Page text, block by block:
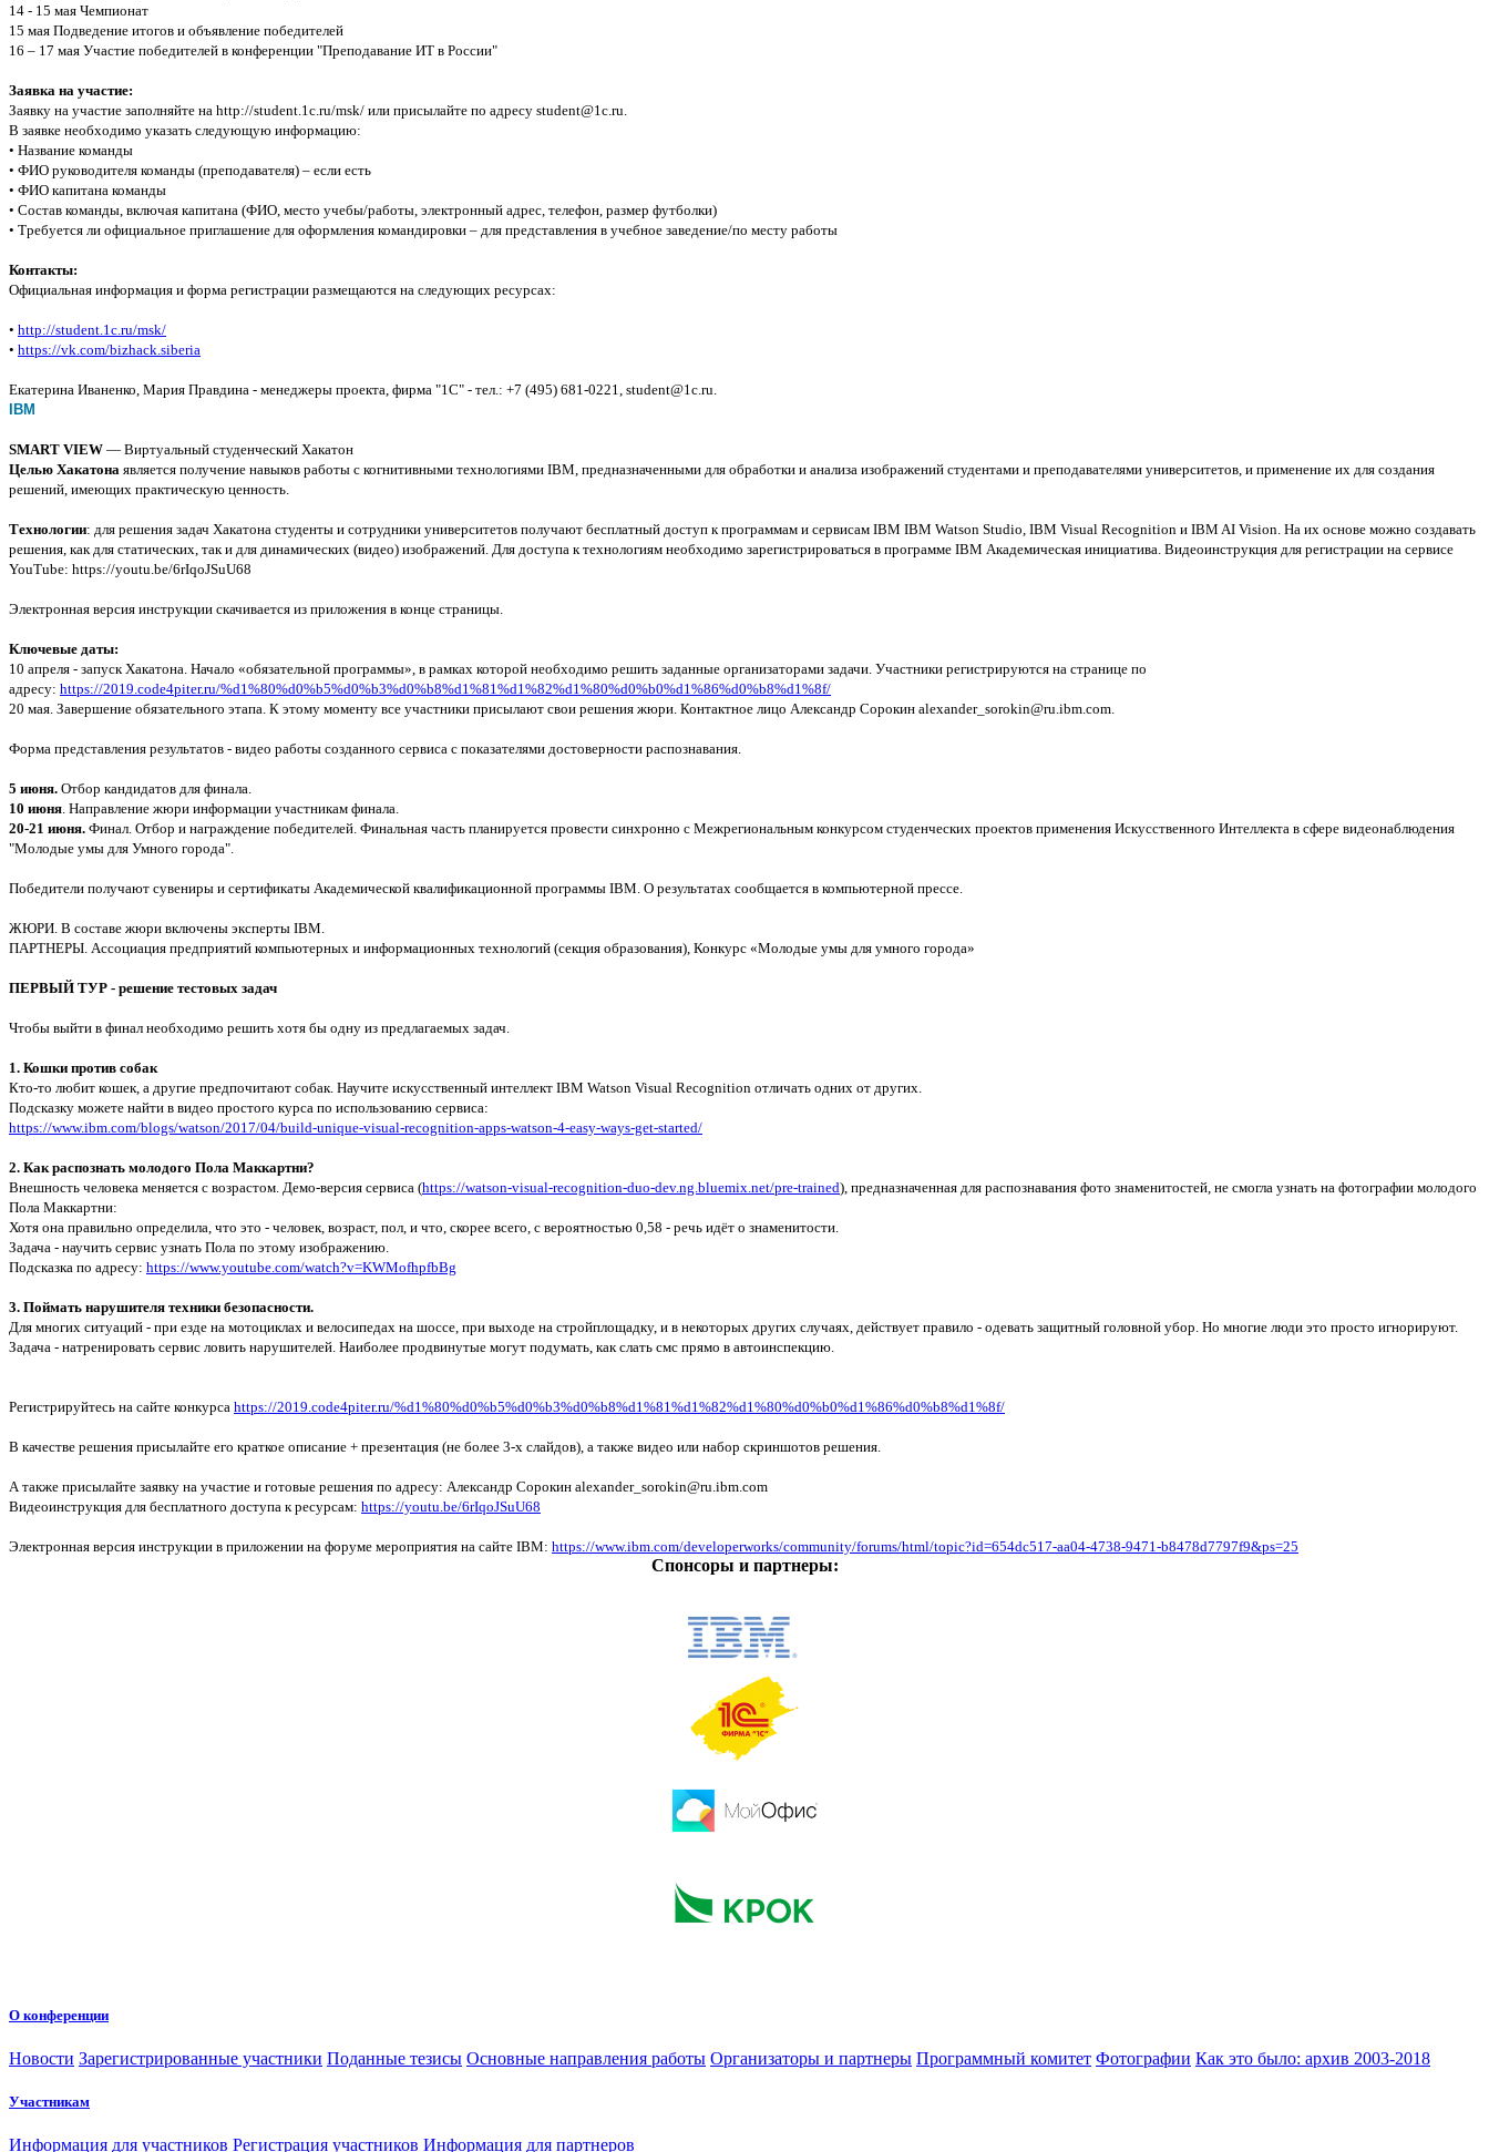
14 - 15 мая Чемпионат
15 мая Подведение итогов и объявление победителей
16 – 17 мая Участие победителей в конференции "Преподавание ИТ в России"
Заявка на участие:
Заявку на участие заполняйте на http://student.1c.ru/msk/ или присылайте по адресу student@1c.ru.
В заявке необходимо указать следующую информацию:
• Название команды
• ФИО руководителя команды (преподавателя) – если есть
• ФИО капитана команды
• Состав команды, включая капитана (ФИО, место учебы/работы, электронный адрес, телефон, размер футболки)
• Требуется ли официальное приглашение для оформления командировки – для представления в учебное заведение/по месту работы
Контакты:
Официальная информация и форма регистрации размещаются на следующих ресурсах:
• http://student.1c.ru/msk/
• https://vk.com/bizhack.siberia
Екатерина Иваненко, Мария Правдина - менеджеры проекта, фирма "1С" - тел.: +7 (495) 681-0221, student@1c.ru.
IBM
SMART VIEW — Виртуальный студенческий Хакатон
Целью Хакатона является получение навыков работы с когнитивными технологиями IBM, предназначенными для обработки и анализа изображений студентами и преподавателями университетов, и применение их для создания
решений, имеющих практическую ценность.
Технологии: для решения задач Хакатона студенты и сотрудники университетов получают бесплатный доступ к программам и сервисам IBM IBM Watson Studio, IBM Visual Recognition и IBM AI Vision. На их основе можно создавать
решения, как для статических, так и для динамических (видео) изображений. Для доступа к технологиям необходимо зарегистрироваться в программе IBM Академическая инициатива. Видеоинструкция для регистрации на сервисе
YouTube: https://youtu.be/6rIqoJSuU68
Электронная версия инструкции скачивается из приложения в конце страницы.
Ключевые даты:
10 апреля - запуск Хакатона. Начало «обязательной программы», в рамках которой необходимо решить заданные организаторами задачи. Участники регистрируются на странице по
адресу: https://2019.code4piter.ru/%d1%80%d0%b5%d0%b3%d0%b8%d1%81%d1%82%d1%80%d0%b0%d1%86%d0%b8%d1%8f/
20 мая. Завершение обязательного этапа. К этому моменту все участники присылают свои решения жюри. Контактное лицо Александр Сорокин alexander_sorokin@ru.ibm.com.
Форма представления результатов - видео работы созданного сервиса с показателями достоверности распознавания.
5 июня. Отбор кандидатов для финала.
10 июня . Направление жюри информации участникам финала.
20-21 июня. Финал. Отбор и награждение победителей. Финальная часть планируется провести синхронно с Межрегиональным конкурсом студенческих проектов применения Искусственного Интеллекта в сфере видеонаблюдения
"Молодые умы для Умного города".
Победители получают сувениры и сертификаты Академической квалификационной программы IBM. О результатах сообщается в компьютерной прессе.
ЖЮРИ. В составе жюри включены эксперты IBM.
ПАРТНЕРЫ. Ассоциация предприятий компьютерных и информационных технологий (секция образования), Конкурс «Молодые умы для умного города»
ПЕРВЫЙ ТУР - решение тестовых задач
Чтобы выйти в финал необходимо решить хотя бы одну из предлагаемых задач.
1. Кошки против собак
Кто-то любит кошек, а другие предпочитают собак. Научите искусственный интеллект IBM Watson Visual Recognition отличать одних от других.
Подсказку можете найти в видео простого курса по использованию сервиса:
https://www.ibm.com/blogs/watson/2017/04/build-unique-visual-recognition-apps-watson-4-easy-ways-get-started/
2. Как распознать молодого Пола Маккартни?
Внешность человека меняется с возрастом. Демо-версия сервиса (https://watson-visual-recognition-duo-dev.ng.bluemix.net/pre-trained), предназначенная для распознавания фото знаменитостей, не смогла узнать на фотографии молодого
Пола Маккартни:
Хотя она правильно определила, что это - человек, возраст, пол, и что, скорее всего, с вероятностью 0,58 - речь идёт о знаменитости.
Задача - научить сервис узнать Пола по этому изображению.
Подсказка по адресу: https://www.youtube.com/watch?v=KWMofhpfbBg
3. Поймать нарушителя техники безопасности.
Для многих ситуаций - при езде на мотоциклах и велосипедах на шоссе, при выходе на стройплощадку, и в некоторых других случаях, действует правило - одевать защитный головной убор. Но многие люди это просто игнорируют.
Задача - натренировать сервис ловить нарушителей. Наиболее продвинутые могут подумать, как слать смс прямо в автоинспекцию.
Регистрируйтесь на сайте конкурса https://2019.code4piter.ru/%d1%80%d0%b5%d0%b3%d0%b8%d1%81%d1%82%d1%80%d0%b0%d1%86%d0%b8%d1%8f/
В качестве решения присылайте его краткое описание + презентация (не более 3-х слайдов), а также видео или набор скриншотов решения.
А также присылайте заявку на участие и готовые решения по адресу: Александр Сорокин alexander_sorokin@ru.ibm.com
Видеоинструкция для бесплатного доступа к ресурсам: https://youtu.be/6rIqoJSuU68
Электронная версия инструкции в приложении на форуме мероприятия на сайте IBM: https://www.ibm.com/developerworks/community/forums/html/topic?id=654dc517-aa04-4738-9471-b8478d7797f9&ps=25
Спонсоры и партнеры:
О конференции
Новости Зарегистрированные участники Поданные тезисы Основные направления работы Организаторы и партнеры Программный комитет Фотографии Как это было: архив 2003-2018
Участникам
Информация для участников Регистрация участников Информация для партнеров